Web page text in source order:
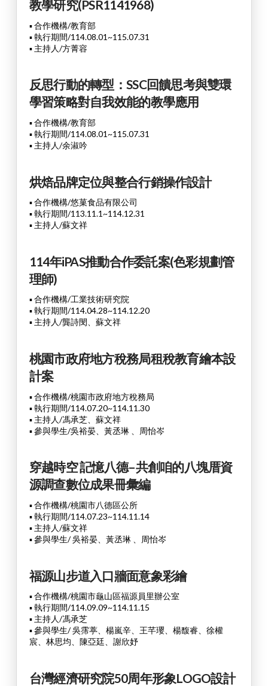
教學研究(PSR1141968)
▪ 合作機構/教育部
▪ 執行期間/114.08.01~115.07.31
▪ 主持人/方菁容
反思行動的轉型：SSC回饋思考與雙環
學習策略對自我效能的教學應用
▪ 合作機構/教育部
▪ 執行期間/114.08.01~115.07.31
▪ 主持人/余淑吟
烘焙品牌定位與整合行銷操作設計
▪ 合作機構/悠菓食品有限公司
▪ 執行期間/113.11.1~114.12.31
▪ 主持人/蘇文祥
114年iPAS推動合作委託案(色彩規劃管
理師)
▪ 合作機構/工業技術研究院
▪ 執行期間/114.04.28~114.12.20
▪ 主持人/龔詩閔、蘇文祥
桃園市政府地方稅務局租稅教育繪本設
計案
▪ 合作機構/桃園市政府地方稅務局
▪ 執行期間/114.07.20~114.11.30
▪ 主持人/馮承芝、蘇文祥
▪ 參與學生/吳裕晏、黃丞琳 、周怡岑
穿越時空 記憶八德–共創咱的八塊厝資
源調查數位成果冊彙編
▪ 合作機構/桃園市八德區公所
▪ 執行期間/114.07.23~114.11.14
▪ 主持人/蘇文祥
▪ 參與學生/吳裕晏、黃丞琳 、周怡岑
福源山步道入口牆面意象彩繪
▪ 合作機構/桃園市龜山區福源員里辦公室
▪ 執行期間/114.09.09~114.11.15
▪ 主持人/馮承芝
▪ 參與學生/吳霈葶、楊嵐辛、王芊瓔、楊馥睿、徐權
宸、林思均、陳亞廷、謝欣妤
台灣經濟研究院50周年形象LOGO設計